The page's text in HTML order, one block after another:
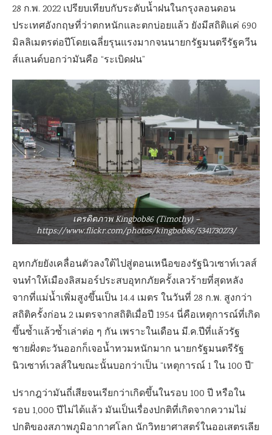
28 ก.พ. 2022 เปรียบเทียบกับระดับน้ำฝนในกรุงลอนดอน
ประเทศอังกฤษที่ว่าตกหนักและตกบ่อยแล้ว ยังมีสถิติแค่ 690
มิลลิเมตรต่อปีโดยเฉลี่ยรุนแรงมากจนนายกรัฐมนตรีรัฐควีน
ส์แลนด์บอกว่ามันคือ “ระเบิดฝน”
เครดิตภาพ Kingbob86 (Timothy) –
https://www.flickr.com/photos/kingbob86/5341730273/
อุทกภัยยังเคลื่อนตัวลงใต้ไปสู่ตอนเหนือของรัฐนิวเซาท์เวลส์
จนทำให้เมืองลิสมอร์ประสบอุทกภัยครั้งเลวร้ายที่สุดหลัง
จากที่แม่น้ำเพิ่มสูงขึ้นเป็น 14.4 เมตร ในวันที่ 28 ก.พ. สูงกว่า
สถิติครั้งก่อน 2 เมตรจากสถิติเมื่อปี 1954 นี่คือเหตุการณ์ที่เกิด
ขึ้นซ้ำแล้วซ้ำเล่าต่อ ๆ กัน เพราะในเดือน มี.ค.ปีที่แล้วรัฐ
ชายฝั่งตะวันออกก็เจอน้ำทวมหนักมาก นายกรัฐมนตรีรัฐ
นิวเซาท์เวลส์ในขณะนั้นบอกว่าเป็น “เหตุการณ์ 1 ใน 100 ปี”
ปรากฎว่ามันถี่เสียจนเรียกว่าเกิดขึ้นในรอบ 100 ปี หรือใน
รอบ 1,000 ปีไม่ได้แล้ว มันเป็นเรื่องปกติที่เกิดจากความไม่
ปกติของสภาพภูมิอากาศโลก นักวิทยาศาสตร์ในออเสตรเลีย